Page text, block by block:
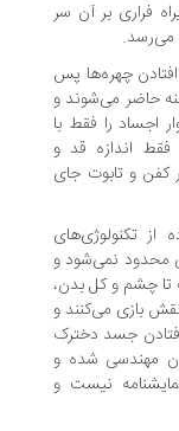
بر آن سر
چهره‌ها پس
می‌شوند و
را فقط با
قد و
تابوت جای
نمی‌شود و
و کل بدن،
می‌کنند و
جسد دخترک
شده و
نیست و